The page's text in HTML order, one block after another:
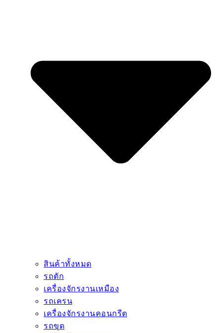
สินค้าทั้งหมด
รถตัก
เครื่องจักรงานเหมือง
รถเครน
เครื่องจักรงานคอนกรีต
รถขุด